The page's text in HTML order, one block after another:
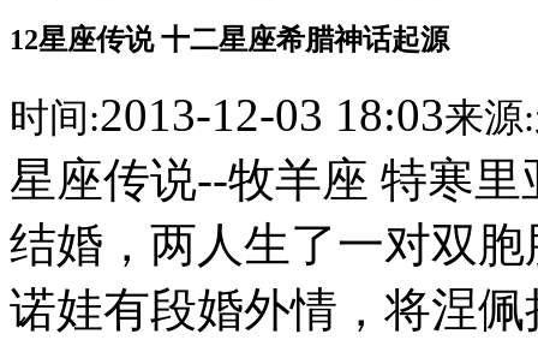
12星座传说 十二星座希腊神话起源
时间:2013-12-03 18:03来源:
星座传说--牧羊座 特寒
结婚，两人生了一对双
诺娃有段婚外情，将涅